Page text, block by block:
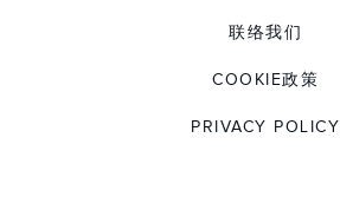
联络我们
COOKIE政策
PRIVACY POLICY